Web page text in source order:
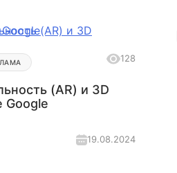
128
(AR) и 3D
Google
19.08.2024